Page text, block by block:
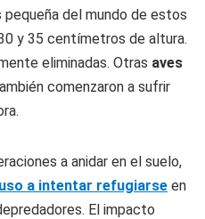
pequeña del mundo de estos
y 35 centímetros de altura.
eliminadas. Otras aves
comenzaron a sufrir
a anidar en el suelo,
a intentar refugiarse en
El impacto